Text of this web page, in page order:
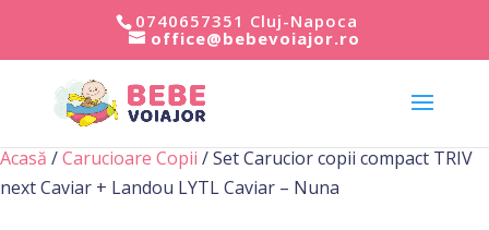
0740657351 Cluj-Napoca
office@bebevoiajor.ro
Acasă /Carucioare Copii / Set Carucior copii compact TRIV
next Caviar + Landou LYTL Caviar – Nuna